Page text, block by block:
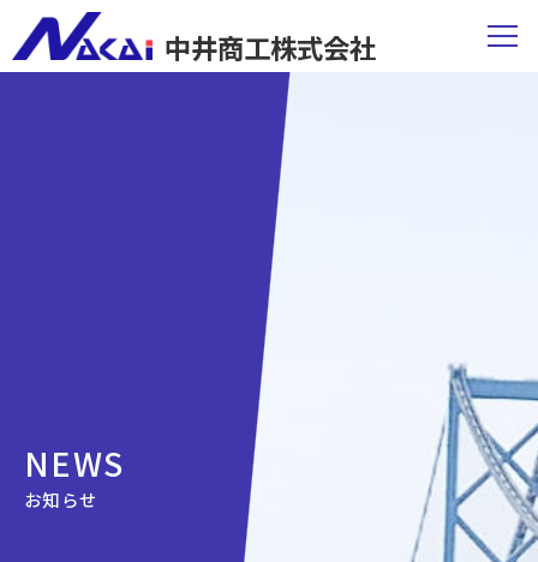
中井商工株式会社
NEWS
お知らせ